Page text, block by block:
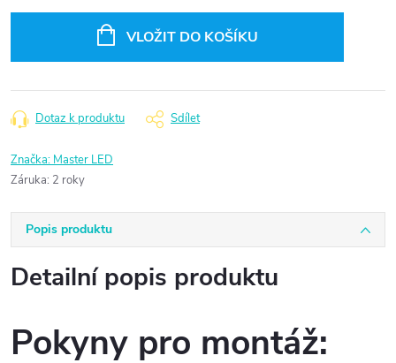
VLOŽIT DO KOŠÍKU
Dotaz k produktu Sdílet
Značka: Master LED
Záruka: 2 roky
Popis produktu
Detailní popis produktu
Pokyny pro montáž: